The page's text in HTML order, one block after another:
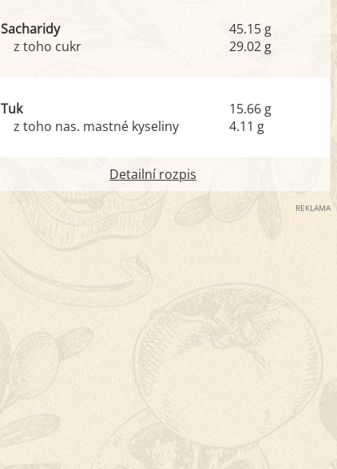
Sacharidy
z toho cukr
45.15 g
29.02 g
Tuk
z toho nas. mastné kyseliny
15.66 g
4.11 g
Detailní rozpis
REKLAMA